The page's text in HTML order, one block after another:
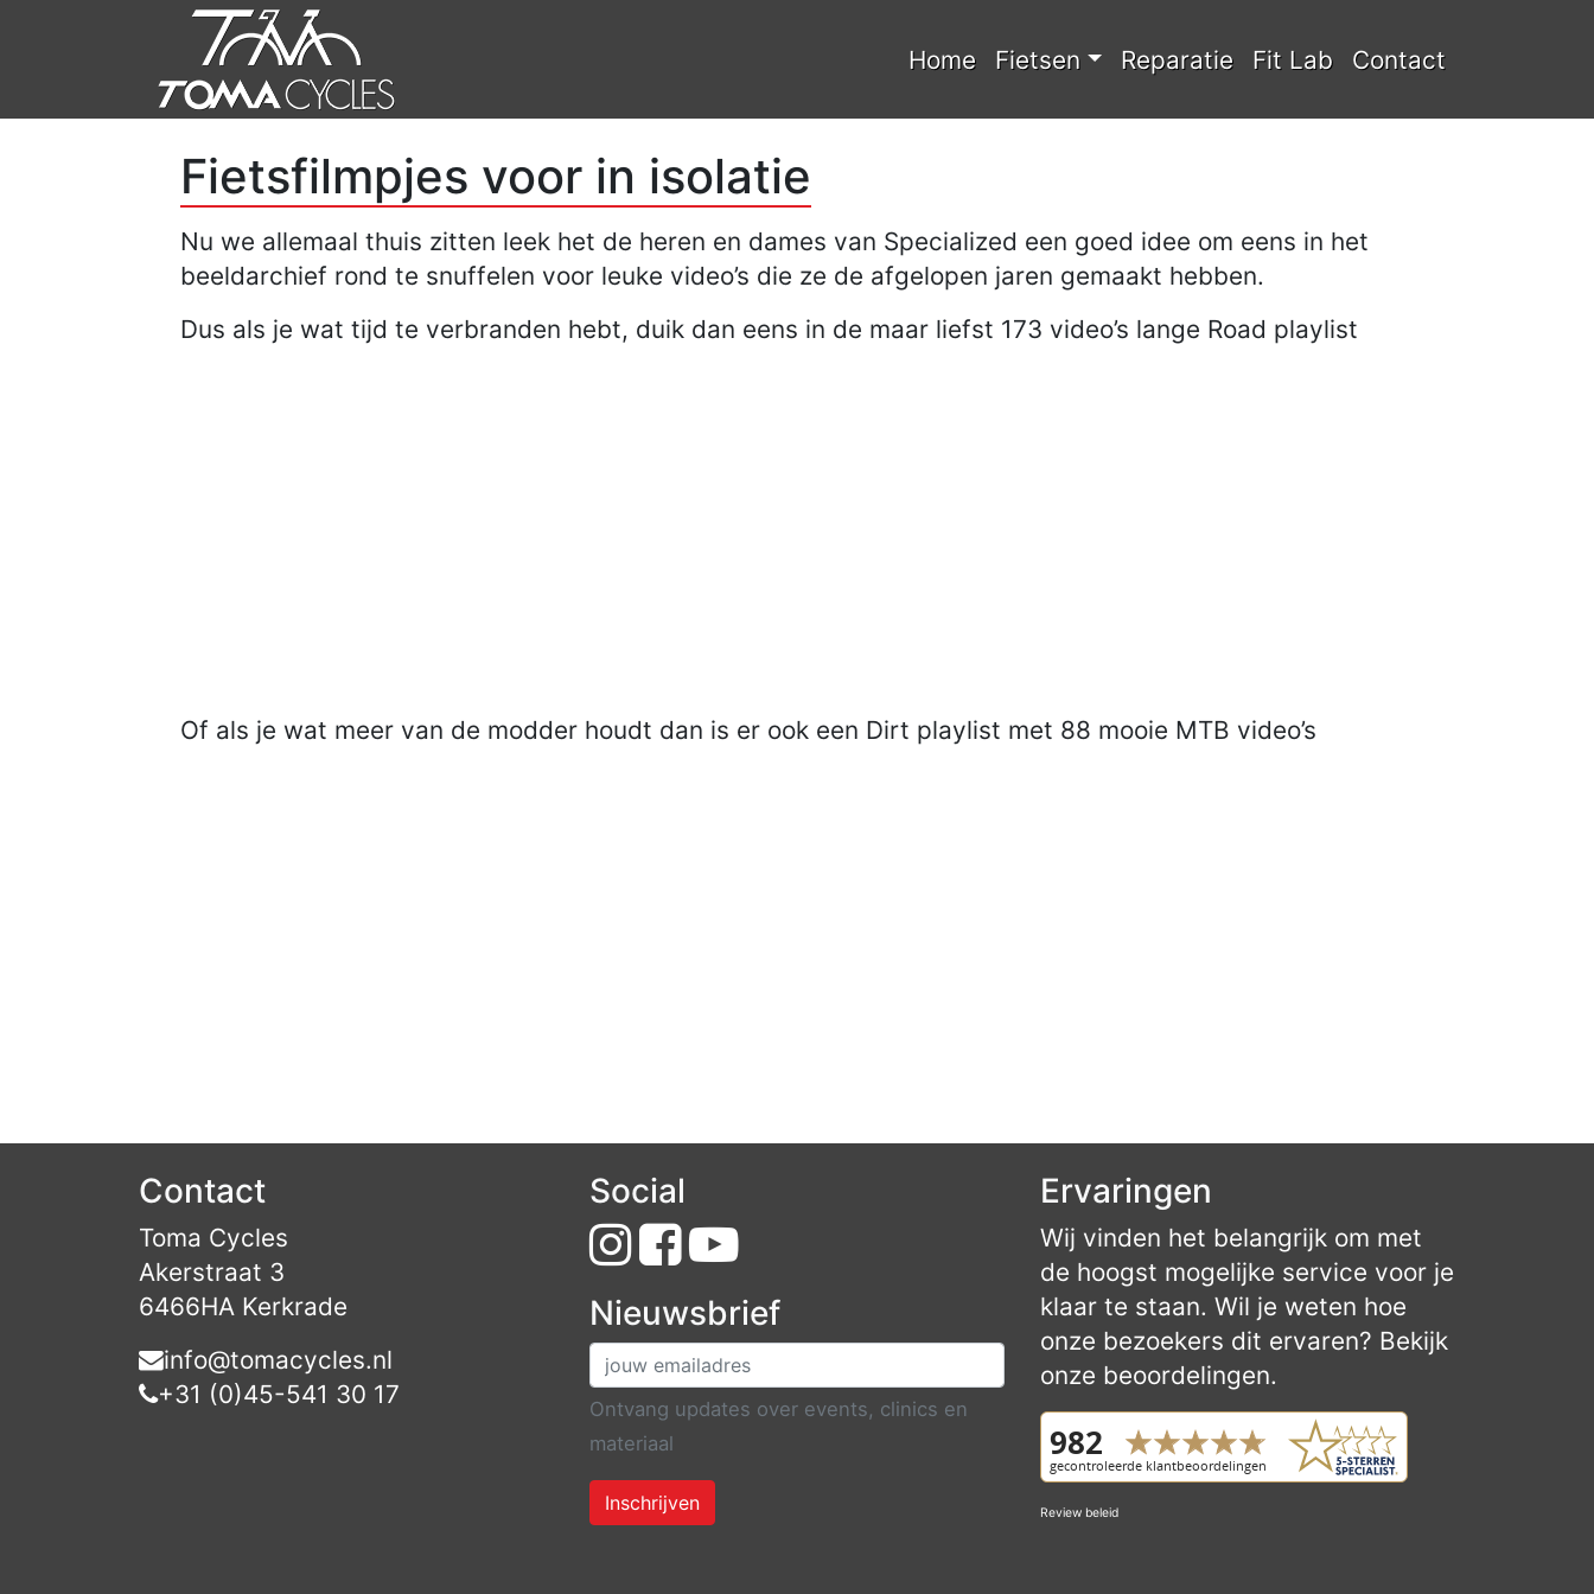
Home Fietsen Reparatie Fit Lab Contact
Fietsfilmpjes voor in isolatie
Nu we allemaal thuis zitten leek het de heren en dames van Specialized een goed idee om eens in het
beeldarchief rond te snuffelen voor leuke video’s die ze de afgelopen jaren gemaakt hebben.
Dus als je wat tijd te verbranden hebt, duik dan eens in de maar liefst 173 video’s lange Road playlist
Of als je wat meer van de modder houdt dan is er ook een Dirt playlist met 88 mooie MTB video’s
Contact
Toma Cycles
Akerstraat 3
6466HA Kerkrade
info@tomacycles.nl
+31 (0)45-541 30 17
Social
Nieuwsbrief
Ontvang updates over events, clinics en
materiaal
Inschrijven
Ervaringen
Wij vinden het belangrijk om met
de hoogst mogelijke service voor je
klaar te staan. Wil je weten hoe
onze bezoekers dit ervaren? Bekijk
onze beoordelingen.
Review beleid